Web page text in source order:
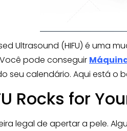
Ultrasound (HIFU) é uma
pode conseguir
seu calendário. Aqui está o
Rocks for
legal de apertar a pele.